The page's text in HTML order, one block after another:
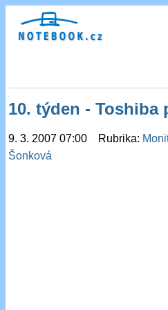
10. týden - Toshiba
9. 3. 2007 07:00 Rubrika:
Šonková